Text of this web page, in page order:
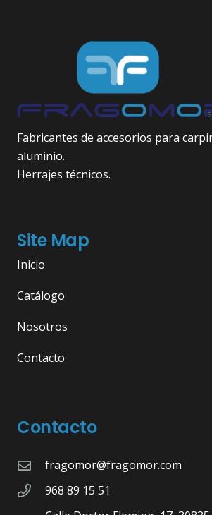
Fabricantes de accesorios para
aluminio.
Herrajes técnicos.
Site Map
Inicio
Catálogo
Nosotros
Contacto
Contacto
fragomor@fragomor.com
968 89 15 51